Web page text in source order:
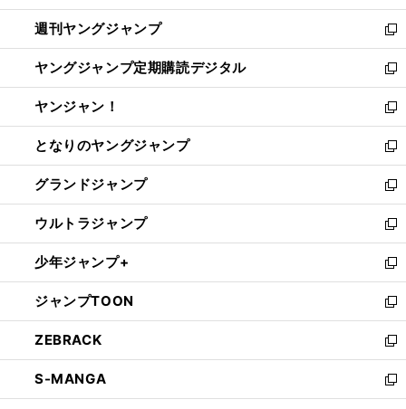
開
く
ウ
で
開
く
ン
ド
ウ
で
開
く
ウ
ィ
ン
ド
ウ
で
開
く
週刊ヤングジャンプ
新
し
い
ウ
ィ
ン
ド
ウ
で
開
く
ヤングジャンプ定期購読デジタル
新
し
い
ウ
ィ
ン
ド
ウ
で
開
く
ヤンジャン！
新
し
い
ウ
ィ
ン
ド
ウ
で
開
く
となりのヤングジャンプ
新
し
い
ウ
ィ
ン
ド
ウ
で
開
く
グランドジャンプ
新
し
い
ウ
ィ
ン
ド
ウ
で
開
く
ウルトラジャンプ
新
し
い
ウ
ィ
ン
ド
ウ
で
開
少年ジャンプ+
新
し
い
ウ
ィ
ン
ド
ウ
ジャンプTOON
新
し
い
ウ
ィ
ン
ZEBRACK
新
し
い
ウ
S-MANGA
新
し